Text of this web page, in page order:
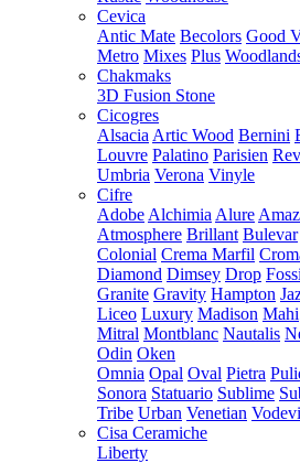
Cevica
Antic Mate Becolors Good
Metro Mixes Plus
Chakmaks
3D Fusion Stone
Cicogres
Alsacia Artic Wood Bernini
Louvre Palatino Parisien
Umbria Verona Vinyle
Cifre
Adobe Alchimia Alure
Atmosphere Brillant Bulevar
Colonial Crema Marfil
Diamond Dimsey Drop
Granite Gravity Hampton
Liceo Luxury Madison Mahi
Mitral Montblanc Nautalis
Odin Oken
Omnia Opal Oval Pietra
Sonora Statuario Sublime
Tribe Urban Venetian
Cisa Ceramiche
Liberty